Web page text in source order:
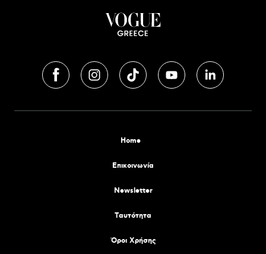
Home
Επικοινωνία
Newsletter
Tαυτότητα
Όροι Χρήσης